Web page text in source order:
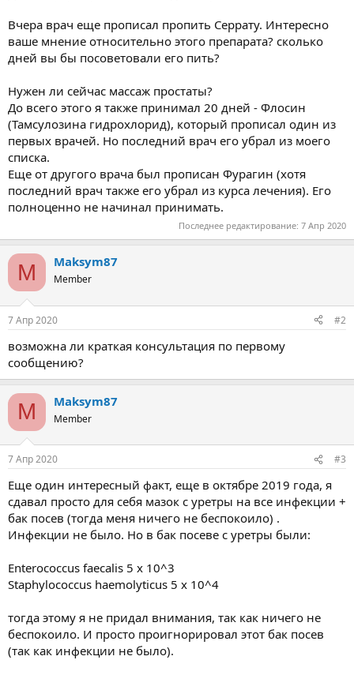
Вчера врач еще прописал пропить Серрату. Интересно
ваше мнение относительно этого препарата? сколько
дней вы бы посоветовали его пить?
Нужен ли сейчас массаж простаты?
До всего этого я также принимал 20 дней - Флосин
(Тамсулозина гидрохлорид), который прописал один из
первых врачей. Но последний врач его убрал из моего
списка.
Еще от другого врача был прописан Фурагин (хотя
последний врач также его убрал из курса лечения). Его
полноценно не начинал принимать.
Последнее редактирование: 7 Апр 2020
M Maksym87
Member
7 Апр 2020 #2
возможна ли краткая консультация по первому
сообщению?
M Maksym87
Member
7 Апр 2020 #3
Еще один интересный факт, еще в октябре 2019 года, я
сдавал просто для себя мазок с уретры на все инфекции +
бак посев (тогда меня ничего не беспокоило) .
Инфекции не было. Но в бак посеве с уретры были:
Enterococcus faecalis 5 x 10^3
Staphylococcus haemolyticus 5 x 10^4
тогда этому я не придал внимания, так как ничего не
беспокоило. И просто проигнорировал этот бак посев
(так как инфекции не было).